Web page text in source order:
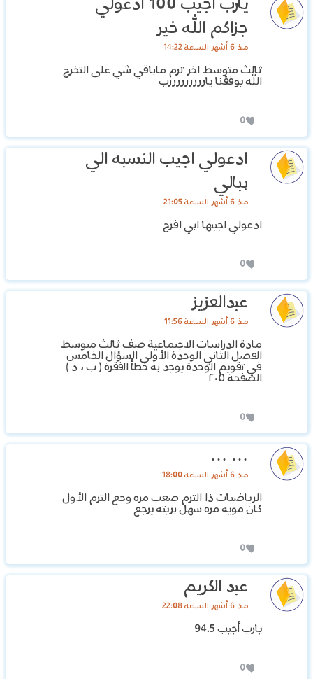
يارب اجيب 100 ادعولي
جزاكم الله خير
منذ 6 أشهر الساعة 14:22
ثالث متوسط اخر ترم ماباقي شي على التخرج
الله يوفقنا يارررررررررب
0
ادعولي اجيب النسبه الي
ببالي
منذ 6 أشهر الساعة 21:05
ادعولي اجيبها ابي افرح
0
عبدالعزيز
منذ 6 أشهر الساعة 11:56
مادة الدراسات الاجتماعية صف ثالث متوسط
الفصل الثاني الوحدة الأولى السؤال الخامس
في تقويم الوحدة يوجد به خطأ الفقرة ( ب ، د )
الصفحة ٢٠٥
0
… …
منذ 6 أشهر الساعة 18:00
الرياضيات ذا الترم صعب مره وجع الترم الأول
كان مويه مره سهل بريته يرجع
0
عبد الكريم
منذ 6 أشهر الساعة 22:08
يارب أجيب 94.5
0